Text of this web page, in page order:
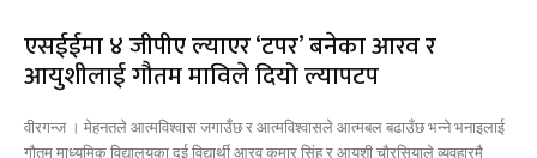
एसईईमा ४ जीपीए ल्याएर ‘टपर’ बनेका आरव र
आयुशीलाई गौतम माविले दियो ल्यापटप
वीरगन्ज । मेहनतले आत्मविश्वास जगाउँछ र आत्मविश्वासले आत्मबल बढाउँछ भन्ने भनाइलाई
गौतम माध्यमिक विद्यालयका दुई विद्यार्थी आरव कुमार सिंह र आयुशी चौरसियाले व्यवहारमै